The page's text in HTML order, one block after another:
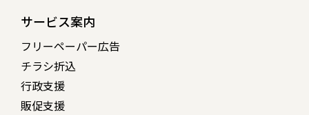
サービス案内
フリーペーパー広告
チラシ折込
行政支援
販促支援